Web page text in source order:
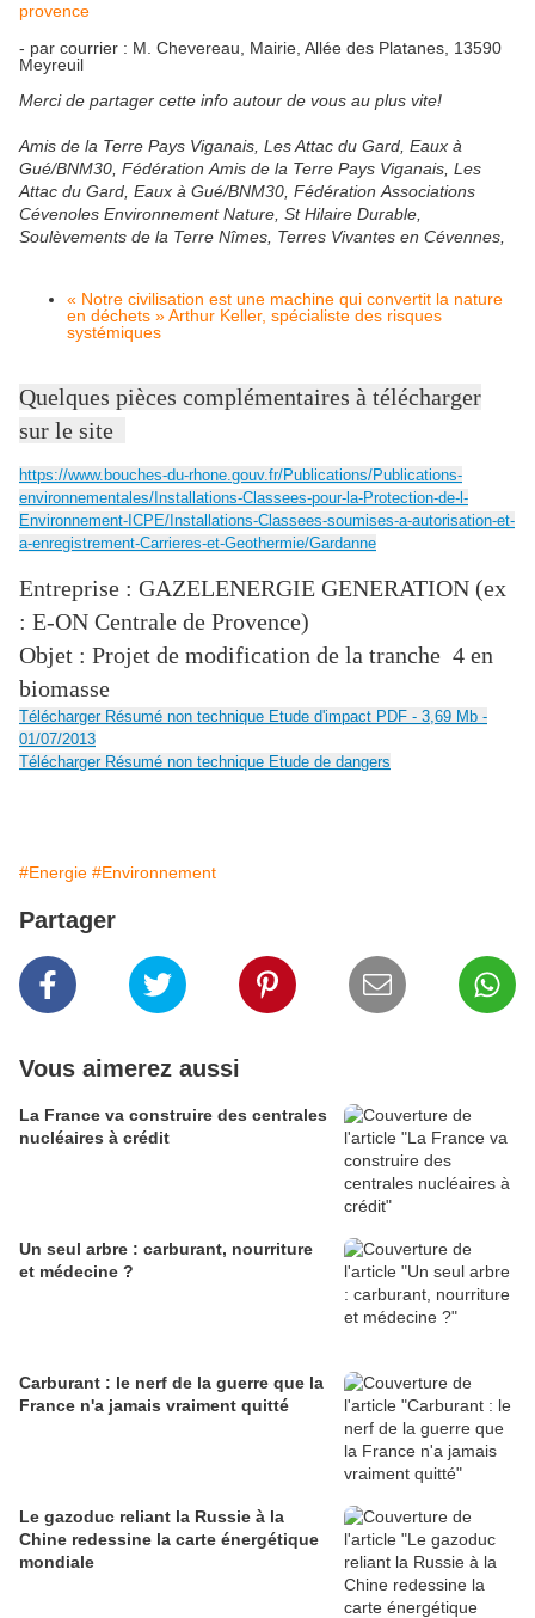
provence
- par courrier : M. Chevereau, Mairie, Allée des Platanes, 13590
Meyreuil
Merci de partager cette info autour de vous au plus vite!
Amis de la Terre Pays Viganais, Les Attac du Gard, Eaux à
Gué/BNM30, Fédération Amis de la Terre Pays Viganais, Les
Attac du Gard, Eaux à Gué/BNM30, Fédération Associations
Cévenoles Environnement Nature, St Hilaire Durable,
Soulèvements de la Terre Nîmes, Terres Vivantes en Cévennes,
« Notre civilisation est une machine qui convertit la nature
en déchets » Arthur Keller, spécialiste des risques
systémiques
Quelques pièces complémentaires à télécharger
sur le site
https://www.bouches-du-rhone.gouv.fr/Publications/Publications-
environnementales/Installations-Classees-pour-la-Protection-de-l-
Environnement-ICPE/Installations-Classees-soumises-a-autorisation-et-
a-enregistrement-Carrieres-et-Geothermie/Gardanne
Entreprise : GAZELENERGIE GENERATION (ex
: E-ON Centrale de Provence)
Objet : Projet de modification de la tranche 4 en
biomasse
Télécharger Résumé non technique Etude d'impact PDF - 3,69 Mb -
01/07/2013
Télécharger Résumé non technique Etude de dangers
#Energie #Environnement
Partager
Vous aimerez aussi
La France va construire des centrales
nucléaires à crédit
Un seul arbre : carburant, nourriture
et médecine ?
Carburant : le nerf de la guerre que la
France n'a jamais vraiment quitté
Le gazoduc reliant la Russie à la
Chine redessine la carte énergétique
mondiale